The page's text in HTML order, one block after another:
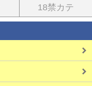
18禁カテ